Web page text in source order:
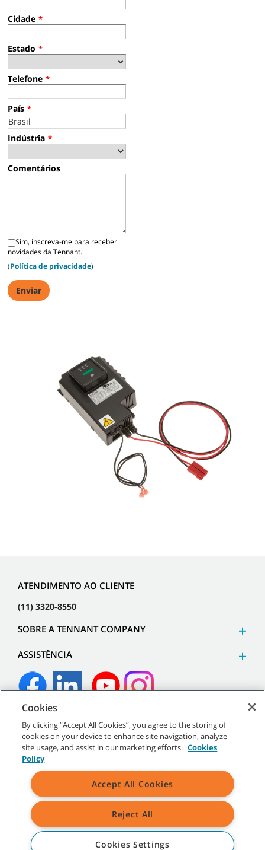
Cidade *
Estado *
Telefone *
País *
Indústria *
Comentários
Sim, inscreva-me para receber
novidades da Tennant.
(Política de privacidade)
ATENDIMENTO AO CLIENTE
(11) 3320-8550
SOBRE A TENNANT COMPANY
ASSISTÊNCIA
©2026Tennant Company. Todos os direitos reservados.
Mapa do site
Termos de
venda
Todos os logotipos e marcas registradas mencionados são
propriedade exclusiva da Tennant Company e/ou de suas afiliadas
Cookies
By clicking “Accept All Cookies”, you agree to the storing of
cookies on your device to enhance site navigation, analyze
site usage, and assist in our marketing efforts. Cookies
Policy
Accept All Cookies
Reject All
Cookies Settings